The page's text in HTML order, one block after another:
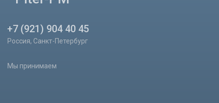
+7 (921) 904 40 45
Россия, Санкт-Петербург
Мы принимаем